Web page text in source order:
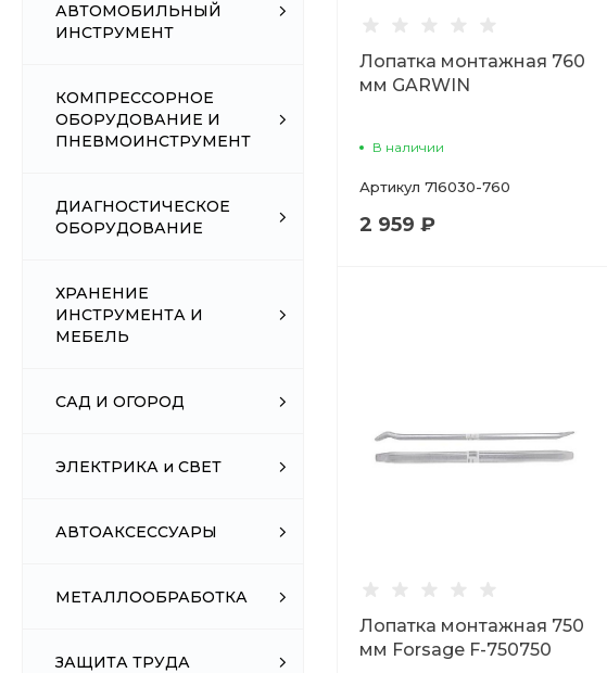
АВТОМОБИЛЬНЫЙ
ИНСТРУМЕНТ
КОМПРЕССОРНОЕ
ОБОРУДОВАНИЕ И
ПНЕВМОИНСТРУМЕНТ
ДИАГНОСТИЧЕСКОЕ
ОБОРУДОВАНИЕ
ХРАНЕНИЕ
ИНСТРУМЕНТА И
МЕБЕЛЬ
САД И ОГОРОД
ЭЛЕКТРИКА и СВЕТ
АВТОАКСЕССУАРЫ
МЕТАЛЛООБРАБОТКА
ЗАЩИТА ТРУДА
Лопатка монтажная 760
мм GARWIN
В наличии
Артикул 716030-760
2 959 ₽
Лопатка монтажная 750
мм Forsage F-750750